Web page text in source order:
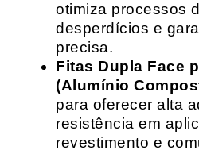
otimiza processos
desperdícios e
precisa.
Fitas Dupla Face
(Alumínio
para oferecer alta
resistência em
revestimento e